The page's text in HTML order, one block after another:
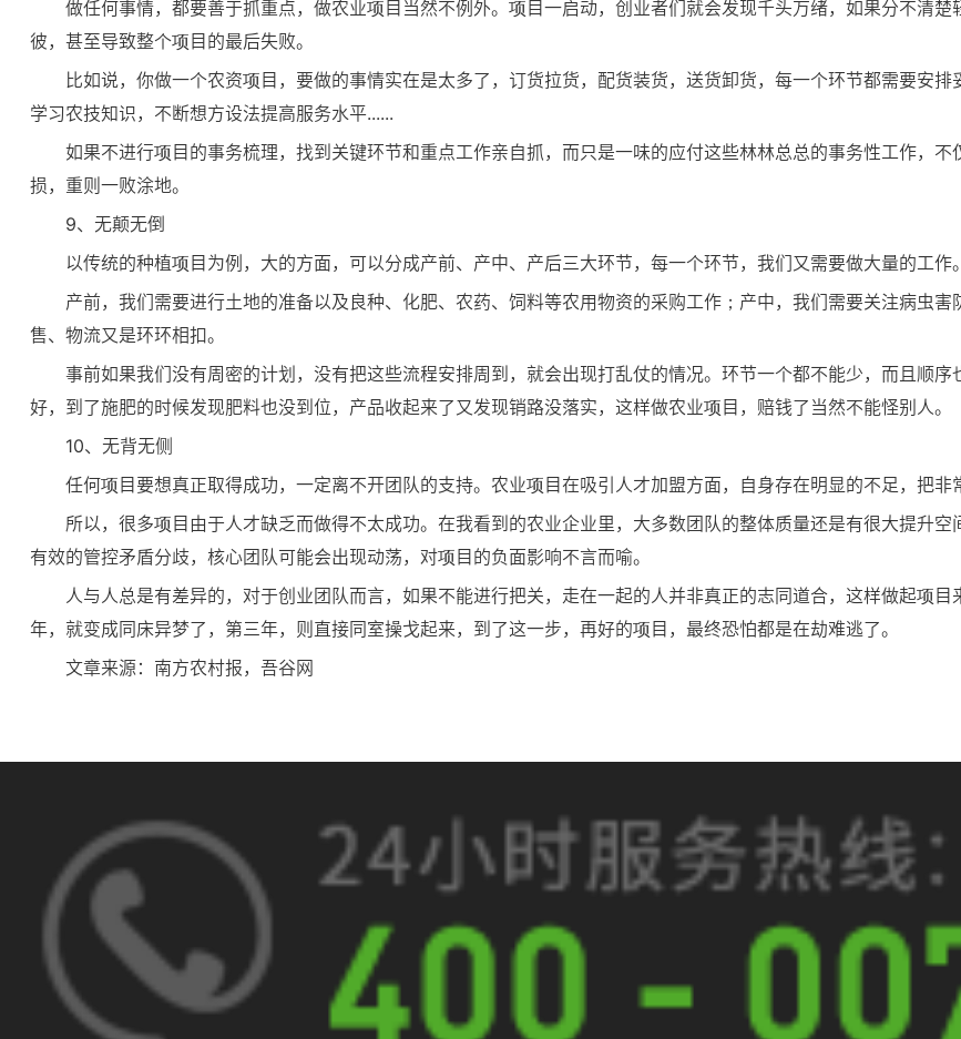
做任何事情，都要善于抓重点，做农业项目当然不例外。项目一启动，创业者们就会发现千头万绪，如果分不清
彼，甚至导致整个项目的最后失败。
比如说，你做一个农资项目，要做的事情实在是太多了，订货拉货，配货装货，送货卸货，每一个环节都需要安
学习农技知识，不断想方设法提高服务水平......
如果不进行项目的事务梳理，找到关键环节和重点工作亲自抓，而只是一味的应付这些林林总总的事务性工作，
损，重则一败涂地。
9、无颠无倒
以传统的种植项目为例，大的方面，可以分成产前、产中、产后三大环节，每一个环节，我们又需要做大量的工作。
产前，我们需要进行土地的准备以及良种、化肥、农药、饲料等农用物资的采购工作；产中，我们需要关注病虫
售、物流又是环环相扣。
事前如果我们没有周密的计划，没有把这些流程安排周到，就会出现打乱仗的情况。环节一个都不能少，而且顺
好，到了施肥的时候发现肥料也没到位，产品收起来了又发现销路没落实，这样做农业项目，赔钱了当然不能怪别人。
10、无背无侧
任何项目要想真正取得成功，一定离不开团队的支持。农业项目在吸引人才加盟方面，自身存在明显的不足，把非
所以，很多项目由于人才缺乏而做得不太成功。在我看到的农业企业里，大多数团队的整体质量还是有很大提升
有效的管控矛盾分歧，核心团队可能会出现动荡，对项目的负面影响不言而喻。
人与人总是有差异的，对于创业团队而言，如果不能进行把关，走在一起的人并非真正的志同道合，这样做起项
年，就变成同床异梦了，第三年，则直接同室操戈起来，到了这一步，再好的项目，最终恐怕都是在劫难逃了。
文章来源：南方农村报，吾谷网